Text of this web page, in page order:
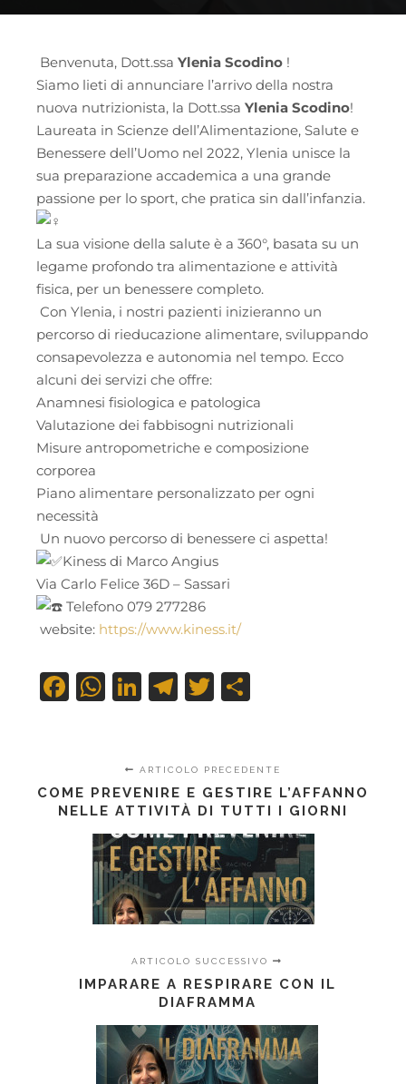
Benvenuta, Dott.ssa Ylenia Scodino !
Siamo lieti di annunciare l’arrivo della nostra
nuova nutrizionista, la Dott.ssa Ylenia Scodino!
Laureata in Scienze dell’Alimentazione, Salute e
Benessere dell’Uomo nel 2022, Ylenia unisce la
sua preparazione accademica a una grande
passione per lo sport, che pratica sin dall’infanzia.
La sua visione della salute è a 360°, basata su un
legame profondo tra alimentazione e attività
fisica, per un benessere completo.
Con Ylenia, i nostri pazienti inizieranno un
percorso di rieducazione alimentare, sviluppando
consapevolezza e autonomia nel tempo. Ecco
alcuni dei servizi che offre:
Anamnesi fisiologica e patologica
Valutazione dei fabbisogni nutrizionali
Misure antropometriche e composizione
corporea
Piano alimentare personalizzato per ogni
necessità
Un nuovo percorso di benessere ci aspetta!
Kiness di Marco Angius
Via Carlo Felice 36D – Sassari
Telefono 079 277286
website: https://www.kiness.it/
Facebook
WhatsApp
LinkedIn
Telegram
Twitter
ARTICOLO PRECEDENTE
COME PREVENIRE E GESTIRE L’AFFANNO
NELLE ATTIVITÀ DI TUTTI I GIORNI
ARTICOLO SUCCESSIVO
IMPARARE A RESPIRARE CON IL
DIAFRAMMA